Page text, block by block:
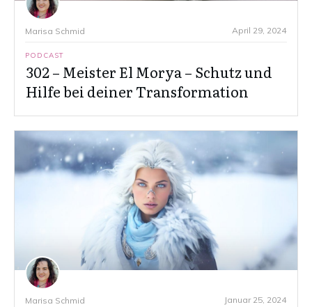
Marisa Schmid April 29, 2024
PODCAST
302 – Meister El Morya – Schutz und
Hilfe bei deiner Transformation
Marisa Schmid Januar 25, 2024